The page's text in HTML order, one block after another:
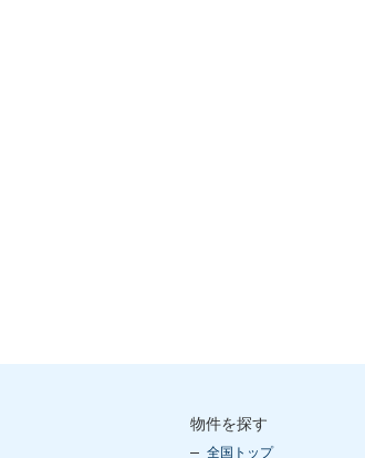
物件を探す
全国トップ